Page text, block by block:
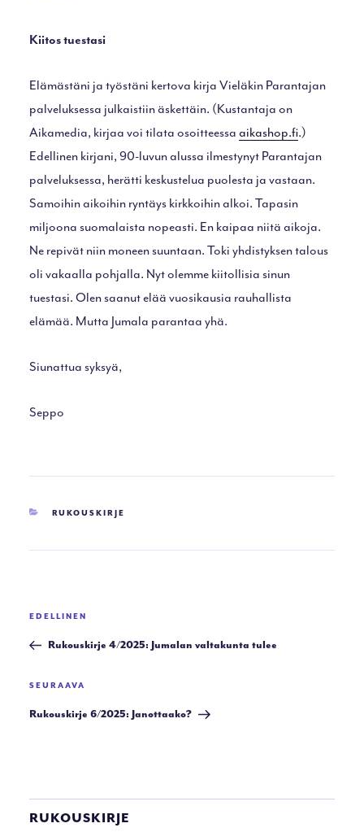
Kiitos tuestasi
Elämästäni ja työstäni kertova kirja Vieläkin Parantajan
palveluksessa julkaistiin äskettäin. (Kustantaja on
Aikamedia, kirjaa voi tilata osoitteessa aikashop.fi.)
Edellinen kirjani, 90-luvun alussa ilmestynyt Parantajan
palveluksessa, herätti keskustelua puolesta ja vastaan.
Samoihin aikoihin ryntäys kirkkoihin alkoi. Tapasin
miljoona suomalaista nopeasti. En kaipaa niitä aikoja.
Ne repivät niin moneen suuntaan. Toki yhdistyksen talous
oli vakaalla pohjalla. Nyt olemme kiitollisia sinun
tuestasi. Olen saanut elää vuosikausia rauhallista
elämää. Mutta Jumala parantaa yhä.
Siunattua syksyä,
Seppo
KATEGORIAT
RUKOUSKIRJE
Edellinen
artikkeli
EDELLINEN
Rukouskirje 4/2025: Jumalan valtakunta tulee
Seuraava
artikkeli
SEURAAVA
Rukouskirje 6/2025: Janottaako?
RUKOUSKIRJE